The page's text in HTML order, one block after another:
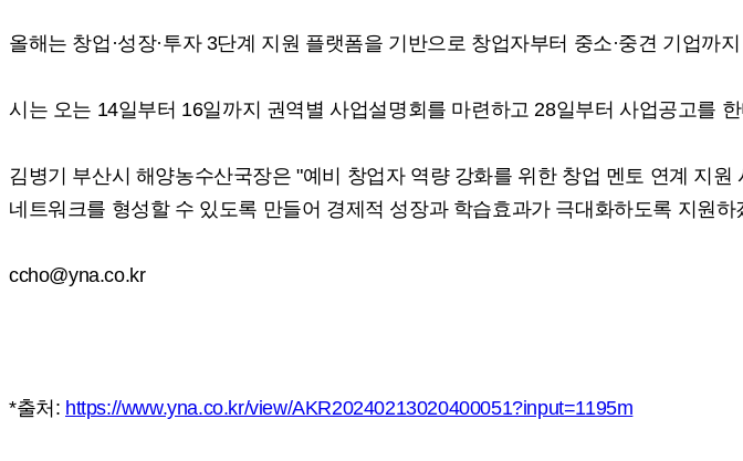
올해는 창업·성장·투자 3단계 지원 플랫폼을 기반으로 창업자부터 중소·중견 기업까
시는 오는 14일부터 16일까지 권역별 사업설명회를 마련하고 28일부터 사업공고를
김병기 부산시 해양농수산국장은 "예비 창업자 역량 강화를 위한 창업 멘토 연계 지
네트워크를 형성할 수 있도록 만들어 경제적 성장과 학습효과가 극대화하도록 지원하
ccho@yna.co.kr
*출처: https://www.yna.co.kr/view/AKR20240213020400051?input=1195m